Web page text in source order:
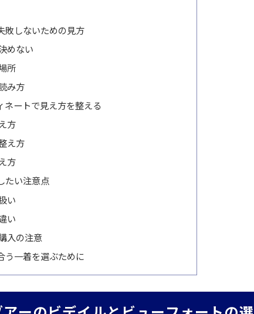
敗しないための見方
めない
所
み方
ネートで見え方を整える
方
え方
方
たい注意点
い
い
入の注意
う一着を選ぶために